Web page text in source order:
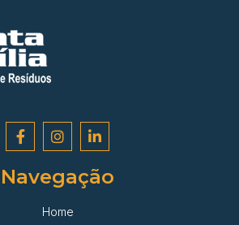
Navegação
Home